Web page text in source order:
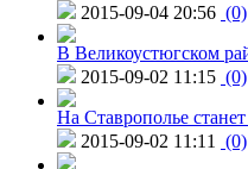
2015-09-04 20:56 (0)
В Великоустюгском
2015-09-02 11:15 (0)
На Ставрополье
2015-09-02 11:11
(0)